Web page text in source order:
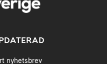
nyhetsbrev